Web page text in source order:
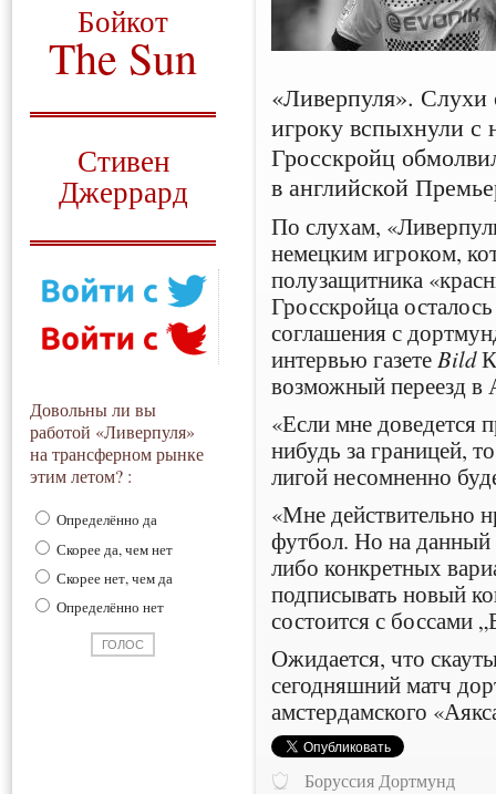
Бойкот
The Sun
Стивен
Джеррард
Довольны ли вы
работой «Ливерпуля»
на трансферном рынке
этим летом? :
Определённо да
Скорее да, чем нет
Скорее нет, чем да
Определённо нет
«Ливерпуля».
игроку вспыхнули с
Гросскройц
в английской
По слухам,
немецким игроком,
полузащитника
Гросскройца
соглашения с
интервью газете Bild
возможный переезд в
«Если мне доведется
нибудь за границей,
лигой несомненно
«Мне действительно
футбол. Но на
либо конкретных
подписывать новый
состоится с боссами
Ожидается, что
сегодняшний матч
амстердамского
Боруссия Дортмунд